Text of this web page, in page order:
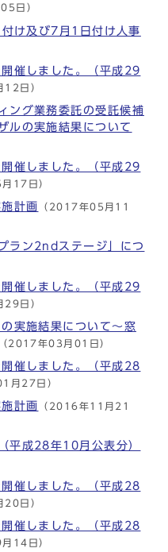
日）
け及び7月1日付け人事
催しました。（平成29
12日）
ング業務委託の受託候補
ルの実施結果について
催しました。（平成29
17日）
計画 （2017年05月11
ラン2ndステージ」につ
催しました。（平成29
29日）
実施結果について～窓
（2017年03月01日）
催しました。（平成28
月27日）
計画 （2016年11月21
平成28年10月公表分）
催しました。（平成28
20日）
催しました。（平成28
14日）